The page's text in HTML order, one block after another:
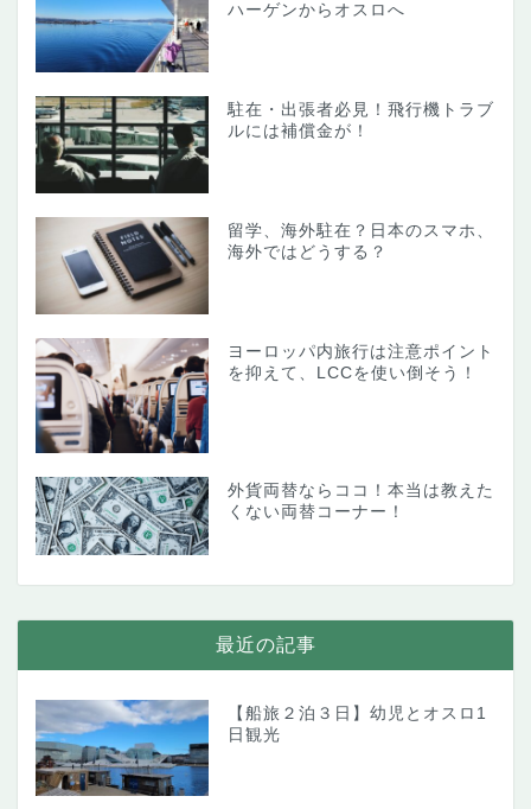
ハーゲンからオスロへ
駐在・出張者必見！飛行機トラブ
ルには補償金が！
留学、海外駐在？日本のスマホ、
海外ではどうする？
ヨーロッパ内旅行は注意ポイント
を抑えて、LCCを使い倒そう！
外貨両替ならココ！本当は教えた
くない両替コーナー！
最近の記事
【船旅２泊３日】幼児とオスロ1
日観光